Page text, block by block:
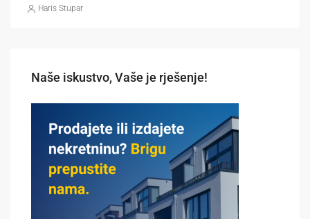
Haris Stupar
Naše iskustvo, Vaše je rješenje!